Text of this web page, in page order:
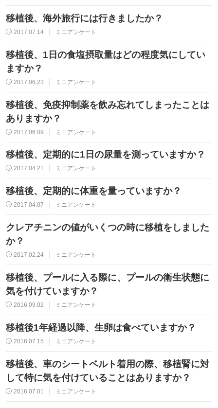
移植後、海外旅行には行きましたか？
2017.07.14 ミニアンケート
移植後、1日の食塩摂取量はどの程度気にしてい
ますか？
2017.06.23 ミニアンケート
移植後、免疫抑制薬を飲み忘れてしまったことは
ありますか？
2017.06.09 ミニアンケート
移植後、定期的に1日の尿量を測っていますか？
2017.04.21 ミニアンケート
移植後、定期的に体重を量っていますか？
2017.04.07 ミニアンケート
クレアチニンの値がいくつの時に移植をしました
か？
2017.02.24 ミニアンケート
移植後、プールに入る際に、プールの衛生状態に
気を付けていますか？
2016.09.02 ミニアンケート
移植後1年経過以降、生卵は食べていますか？
2016.07.15 ミニアンケート
移植後、車のシートベルト着用の際、移植腎に対
して特に気を付けていることはありますか？
2016.07.01 ミニアンケート